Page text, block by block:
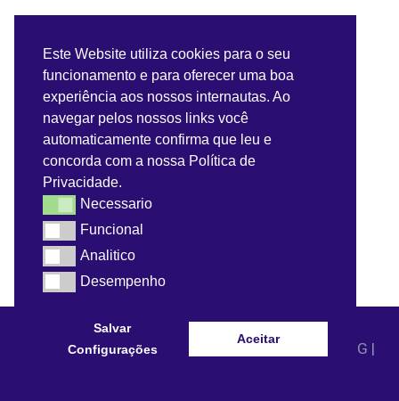
Benefícios do Servidor
Contra-Cheque
Convênios do Servidor
Webmail
© 2021 - Prefeitura Municipal de Dom Bosco - MG |
Este Website utiliza cookies para o seu
funcionamento e para oferecer uma boa
experiência aos nossos internautas. Ao
navegar pelos nossos links você
automaticamente confirma que leu e
concorda com a nossa Política de
Privacidade.
NecessarioNecessario
FuncionalFuncional
AnaliticoAnalitico
Desempenho
Desempenho
Salvar
Configurações
Aceitar